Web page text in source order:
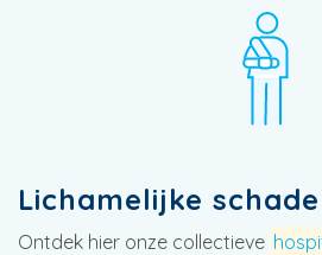
Lichamelijke schade
Ontdek hier onze collectieve